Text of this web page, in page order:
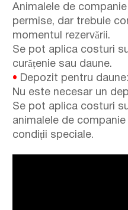
Animalele de
permise, dar trebuie
momentul rezervării.
Se pot aplica costuri
curățenie sau daune.
• Depozit pentru daune:
Nu este necesar un
Se pot aplica costuri
animalele de
condiții speciale.